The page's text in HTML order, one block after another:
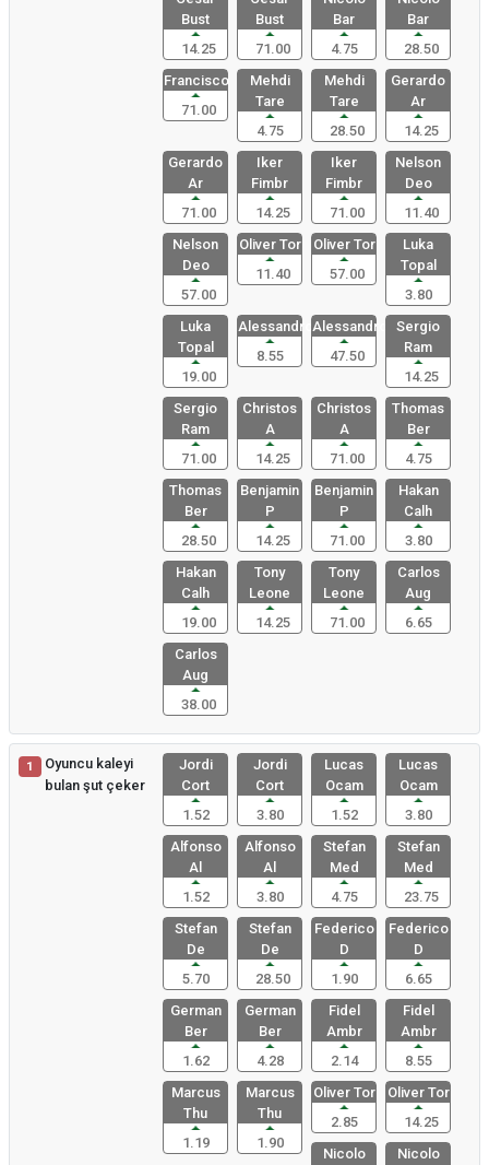
Bust
14.25
Bust
71.00
Bar
4.75
Bar
28.50
Francisco
71.00
Mehdi
Tare
4.75
Mehdi
Tare
28.50
Gerardo
Ar
14.25
Gerardo
Ar
71.00
Iker
Fimbr
14.25
Iker
Fimbr
71.00
Nelson
Deo
11.40
Nelson
Deo
57.00
Oliver Tor
11.40
Oliver Tor
57.00
Luka
Topal
3.80
Luka
Topal
19.00
Alessandro
8.55
Alessandro
47.50
Sergio
Ram
14.25
Sergio
Ram
71.00
Christos
A
14.25
Christos
A
71.00
Thomas
Ber
4.75
Thomas
Ber
28.50
Benjamin
P
14.25
Benjamin
P
71.00
Hakan
Calh
3.80
Hakan
Calh
19.00
Tony
Leone
14.25
Tony
Leone
71.00
Carlos
Aug
6.65
Carlos
Aug
38.00
1
Oyuncu kaleyi
bulan şut çeker
Jordi
Cort
1.52
Jordi
Cort
3.80
Lucas
Ocam
1.52
Lucas
Ocam
3.80
Alfonso
Al
1.52
Alfonso
Al
3.80
Stefan
Med
4.75
Stefan
Med
23.75
Stefan
De
5.70
Stefan
De
28.50
Federico
D
1.90
Federico
D
6.65
German
Ber
1.62
German
Ber
4.28
Fidel
Ambr
2.14
Fidel
Ambr
8.55
Marcus
Thu
1.19
Marcus
Thu
1.90
Oliver Tor
2.85
Oliver Tor
14.25
Nicolo
Nicolo